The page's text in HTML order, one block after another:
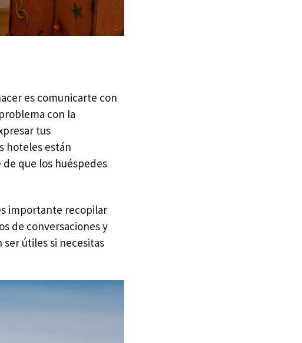
es comunicarte con
con la
tus
hoteles están
que los huéspedes
importante recopilar
de conversaciones y
útiles si necesitas